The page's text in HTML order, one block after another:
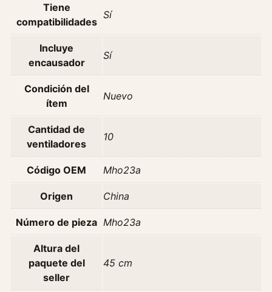
H
d
r
1
Tiene
compatibilidades
Sí
Incluye
encausador
Sí
Condición del
ítem
Nuevo
Cantidad de
ventiladores
10
Código OEM Mho23a
Origen China
Número de pieza Mho23a
Altura del
paquete del
seller
45 cm